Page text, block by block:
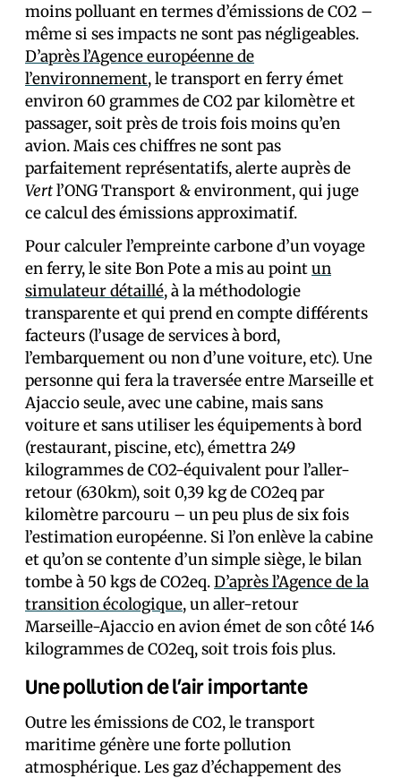
moins polluant en termes d’émissions de CO2 –
même si ses impacts ne sont pas négligeables.
D’après l’Agence européenne de
l’environnement, le transport en ferry émet
environ 60 grammes de CO2 par kilomètre et
passager, soit près de trois fois moins qu’en
avion. Mais ces chiffres ne sont pas
parfaitement représentatifs, alerte auprès de
Vertl’ONG Transport & environment, qui juge
ce calcul des émissions approximatif.
Pour calculer l’empreinte carbone d’un voyage
en ferry, le site Bon Pote a mis au pointun
simulateur détaillé, à la méthodologie
transparente et qui prend en compte différents
facteurs (l’usage de services à bord,
l’embarquement ou non d’une voiture, etc). Une
personne qui fera la traversée entre Marseille et
Ajaccio seule, avec une cabine, mais sans
voiture et sans utiliser les équipements à bord
(restaurant, piscine, etc), émettra 249
kilogrammes de CO2-équivalent pour l’aller-
retour (630km), soit 0,39 kg de CO2eq par
kilomètre parcouru – un peu plus de six fois
l’estimation européenne. Si l’on enlève la cabine
et qu’on se contente d’un simple siège, le bilan
tombe à 50 kgs de CO2eq.D’après l’Agence de la
transition écologique, un aller-retour
Marseille-Ajaccio en avion émet de son côté 146
kilogrammes de CO2eq, soit trois fois plus.
Une pollution de l’air importante
Outre les émissions de CO2, le transport
maritime génère une forte pollution
atmosphérique. Les gaz d’échappement des